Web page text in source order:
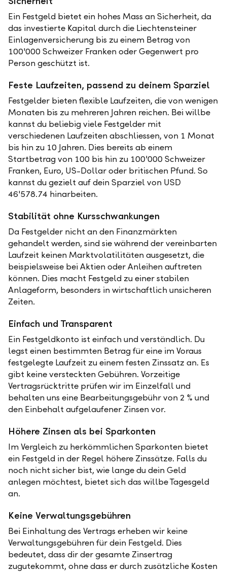
Ein Festgeld bietet ein hohes Mass an Sicherheit, da
das investierte Kapital durch die Liechtensteiner
Einlagenversicherung bis zu einem Betrag von
100'000 Schweizer Franken oder Gegenwert pro
Person geschützt ist.
Feste Laufzeiten, passend zu deinem Sparziel
Festgelder bieten flexible Laufzeiten, die von wenigen
Monaten bis zu mehreren Jahren reichen. Bei willbe
kannst du beliebig viele Festgelder mit
verschiedenen Laufzeiten abschliessen, von 1 Monat
bis hin zu 10 Jahren. Dies bereits ab einem
Startbetrag von 100 bis hin zu 100'000 Schweizer
Franken, Euro, US-Dollar oder britischen Pfund. So
kannst du gezielt auf dein Sparziel von USD
46'578.74 hinarbeiten.
Stabilität ohne Kursschwankungen
Da Festgelder nicht an den Finanzmärkten
gehandelt werden, sind sie während der vereinbarten
Laufzeit keinen Marktvolatilitäten ausgesetzt, die
beispielsweise bei Aktien oder Anleihen auftreten
können. Dies macht Festgeld zu einer stabilen
Anlageform, besonders in wirtschaftlich unsicheren
Zeiten.
Einfach und Transparent
Ein Festgeldkonto ist einfach und verständlich. Du
legst einen bestimmten Betrag für eine im Voraus
festgelegte Laufzeit zu einem festen Zinssatz an. Es
gibt keine versteckten Gebühren. Vorzeitige
Vertragsrücktritte prüfen wir im Einzelfall und
behalten uns eine Bearbeitungsgebühr von 2 % und
den Einbehalt aufgelaufener Zinsen vor.
Höhere Zinsen als bei Sparkonten
Im Vergleich zu herkömmlichen Sparkonten bietet
ein Festgeld in der Regel höhere Zinssätze. Falls du
noch nicht sicher bist, wie lange du dein Geld
anlegen möchtest, bietet sich das willbe Tagesgeld
an.
Keine Verwaltungsgebühren
Bei Einhaltung des Vertrags erheben wir keine
Verwaltungsgebühren für dein Festgeld. Dies
bedeutet, dass dir der gesamte Zinsertrag
zugutekommt, ohne dass er durch zusätzliche Kosten